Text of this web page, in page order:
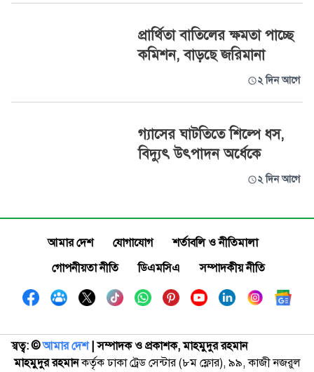
প্রার্থিতা বাতিলের ক্ষমতা পাচ্ছে
কমিশন, বাড়ছে জরিমানা
২ দিন আগে
গ্যাসের ঘাটতিতে শিল্পে ধস,
বিদ্যুৎ উৎপাদন অর্ধেকে
২ দিন আগে
আমার দেশ যোগাযোগ
শর্তাবলি ও নীতিমালা
গোপনীয়তা নীতি
ডিএমসিএ সম্পাদকীয় নীতি
স্বত্ব: ©️আমার দেশ| সম্পাদক ও প্রকাশক, মাহমুদুর রহমান
মাহমুদুর রহমানকর্তৃক ঢাকা ট্রেড সেন্টার (৮ম ফ্লোর), ৯৯, কাজী নজরুল